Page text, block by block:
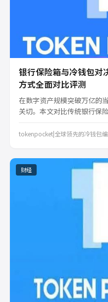
银行保险箱与冷钱包对
方式全面对比评测
在数字资产规模突破万亿的
关切。本文对比传统银行
本质差异，帮助不同需求的
tokenpocket|全球领先的冷钱包
财经